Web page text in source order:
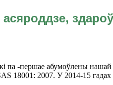
па -першае абумоўлены нашай
18001: 2007. У 2014-15